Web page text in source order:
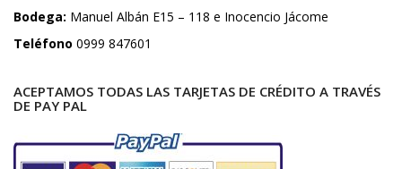
Bodega: Manuel Albán E15 – 118 e Inocencio Jácome
Teléfono 0999 847601
ACEPTAMOS TODAS LAS TARJETAS DE CRÉDITO A TRAVÉS
DE PAY PAL